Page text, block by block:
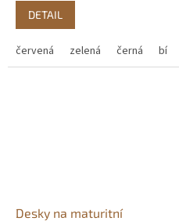
DETAIL
červená zelená černá bílá
Desky na maturitní